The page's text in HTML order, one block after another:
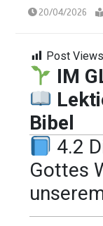
20/04/2026
Post
IM
Bibel
4.2
Gottes